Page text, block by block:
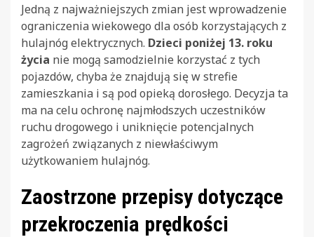
Jedną z najważniejszych zmian jest wprowadzenie
ograniczenia wiekowego dla osób korzystających z
hulajnóg elektrycznych. Dzieci poniżej 13. roku
życia nie mogą samodzielnie korzystać z tych
pojazdów, chyba że znajdują się w strefie
zamieszkania i są pod opieką dorosłego. Decyzja ta
ma na celu ochronę najmłodszych uczestników
ruchu drogowego i uniknięcie potencjalnych
zagrożeń związanych z niewłaściwym
użytkowaniem hulajnóg.
Zaostrzone przepisy dotyczące
przekroczenia prędkości